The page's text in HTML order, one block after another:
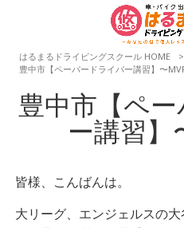
はるまるドライビングスクール HOME
>
豊中市【ペーパードライバー講習】〜
豊中市【ペ
ー講習
皆様、こんばんは。
大リーグ、エンジェルスの